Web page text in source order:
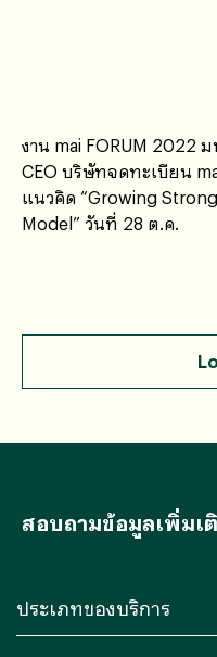
งาน mai FORUM 2022
CEO บริษัทจดทะเบียน
แนวคิด “Growing
Model” วันที่ 28 ต.ค.
สอบถามข้อมูลเพิ่มเ